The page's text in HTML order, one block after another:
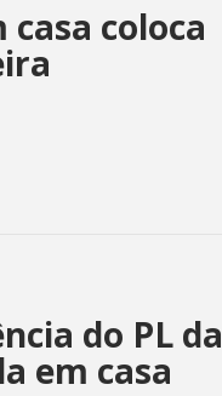
coloca
do PL da
em casa